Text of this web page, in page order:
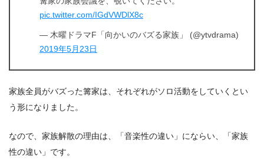
pic.twitter.com/IGdVWDlX8c
— 木曜ドラマF「向かいのバズる家族」 (@ytvdrama)
2019年5月23日
家族全員がバズった篝家は、それぞれがソロ活動をしていくとい
う形になりました。
なので、家族解散の理由は、「音楽性の違い」にならい、「家族
性の違い」です。